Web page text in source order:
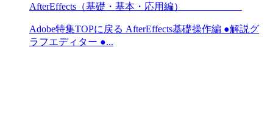
AfterEffects（基礎・基本・応用編）
Adobe特集TOPに戻る AfterEffects基礎操作編 ●解説グ
ラフエディター ●...